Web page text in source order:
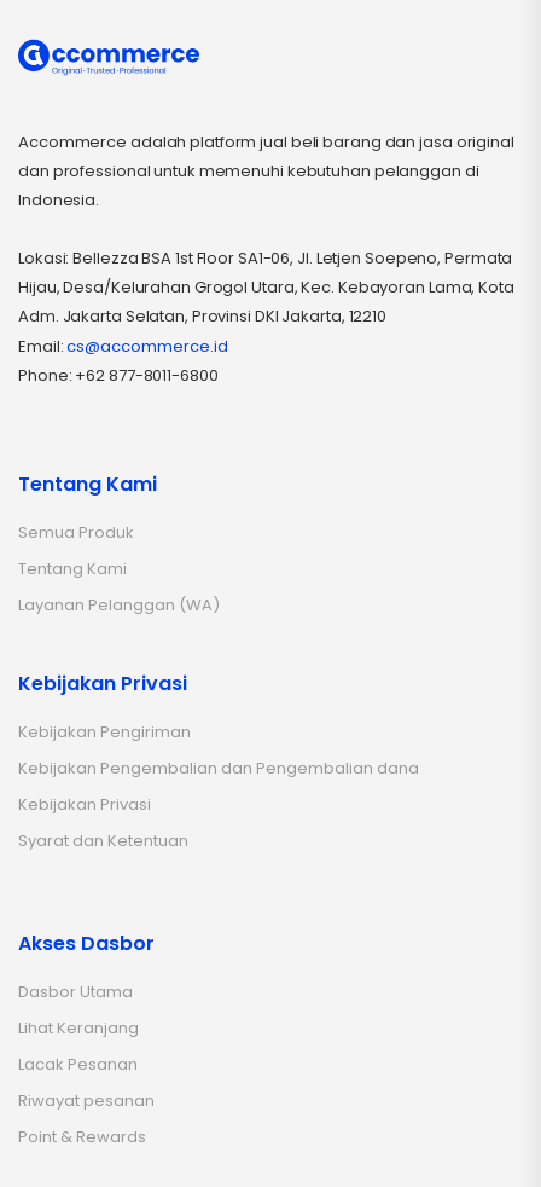
Accommerce adalah platform jual beli barang dan jasa original
dan professional untuk memenuhi kebutuhan pelanggan di
Indonesia.
Lokasi: Bellezza BSA 1st Floor SA1-06, Jl. Letjen Soepeno, Permata
Hijau, Desa/Kelurahan Grogol Utara, Kec. Kebayoran Lama, Kota
Adm. Jakarta Selatan, Provinsi DKI Jakarta, 12210
Email:cs@accommerce.id
Phone: +62 877-8011-6800
Tentang Kami
Semua Produk
Tentang Kami
Layanan Pelanggan (WA)
Kebijakan Privasi
Kebijakan Pengiriman
Kebijakan Pengembalian dan Pengembalian dana
Kebijakan Privasi
Syarat dan Ketentuan
Akses Dasbor
Dasbor Utama
Lihat Keranjang
Lacak Pesanan
Riwayat pesanan
Point & Rewards